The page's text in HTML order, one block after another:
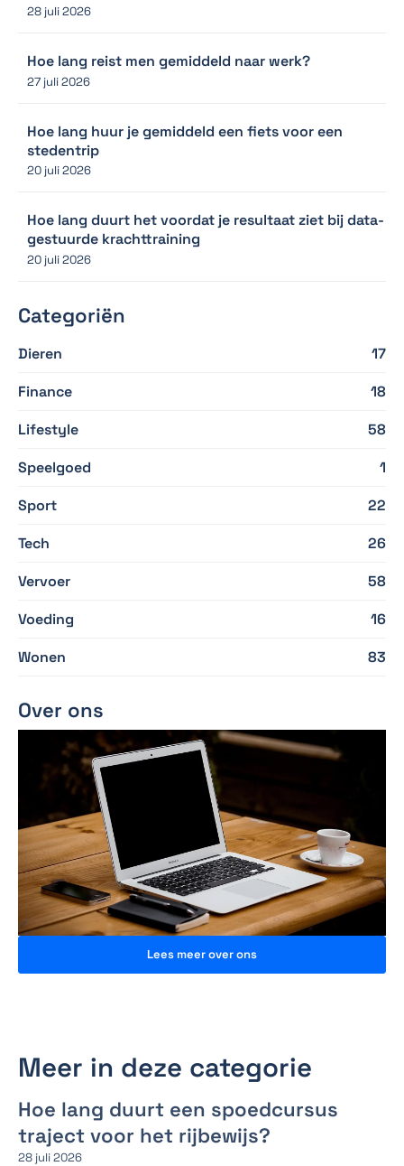
28 juli 2026
Hoe lang reist men gemiddeld naar werk?
27 juli 2026
Hoe lang huur je gemiddeld een fiets voor een
stedentrip
20 juli 2026
Hoe lang duurt het voordat je resultaat ziet bij data-
gestuurde krachttraining
20 juli 2026
Categoriën
Dieren
17
Finance
18
Lifestyle
58
Speelgoed
1
Sport
22
Tech
26
Vervoer
58
Voeding
16
Wonen
83
Over ons
Lees meer over ons
Meer in deze categorie
Hoe lang duurt een spoedcursus
traject voor het rijbewijs?
28 juli 2026